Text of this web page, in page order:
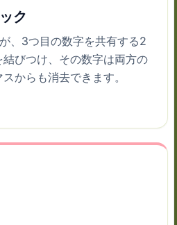
ク
、3つ目の数字を共有する2
びつけ、その数字は両方の
からも消去できます。